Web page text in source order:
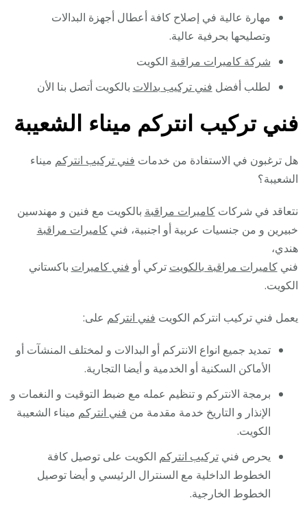
مهارة عالية في إصلاح كافة أعطال أجهزة البدالات
وتصليحها بحرفية عالية.
شركة كاميرات مراقبة الكويت
لطلب أفضل فني تركيب بدالات بالكويت أتصل بنا الأن
فني تركيب انتركم ميناء الشعيبة
هل ترغبون في الاستفادة من خدمات فني تركيب انتركم ميناء
الشعيبة؟
نتعاقد في شركاتكاميرات مراقبة بالكويت مع فنين و مهندسين
خبيرين و من جنسيات عربية أو اجنبية، فنيكاميرات مراقبة
هندي،
فنيكاميرات مراقبة بالكويت تركي أو فني كاميرات باكستاني
الكويت.
يعمل فني تركيب انتركم الكويت فني انتركم على:
تمديد جميع انواع الانتركم أو البدالات و لمختلف المنشآت أو
الأماكن السكنية أو الخدمية و أيضا التجارية.
برمجة الانتركم و تنظيم عمله مع ضبط التوقيت و النغمات و
الإنذار و التاريخ خدمة مقدمة من فني انتركم ميناء الشعيبة
الكويت.
يحرص فنيتركيب انتركم الكويت على توصيل كافة
الخطوط الداخلية مع السنترال الرئيسي و أيضا توصيل
الخطوط الخارجية.